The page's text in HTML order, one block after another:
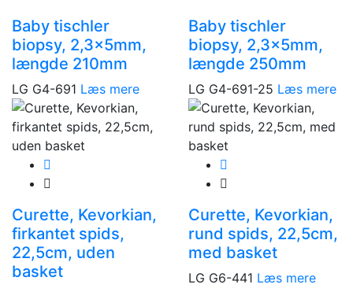
Baby tischler
biopsy, 2,3x5mm,
længde 210mm
LG G4-691 Læs mere
Baby tischler
biopsy, 2,3x5mm,
længde 250mm
LG G4-691-25 Læs mere
Curette, Kevorkian,
firkantet spids,
22,5cm, uden
basket
Curette, Kevorkian,
rund spids, 22,5cm,
med basket
LG G6-441 Læs mere